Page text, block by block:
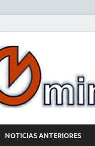
NOTICIAS ANTERIORES